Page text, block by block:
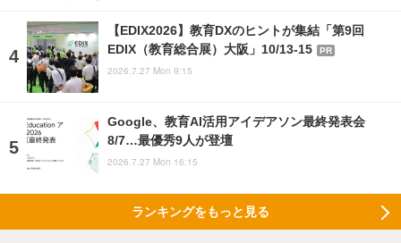
【EDIX2026】教育DXのヒントが集結「第9回
EDIX（教育総合展）大阪」10/13-15
PR
2026.7.27 Mon 9:15
Google、教育AI活用アイデアソン最終発表会
8/7…最優秀9人が登壇
2026.7.27 Mon 16:15
ランキングをもっと見る